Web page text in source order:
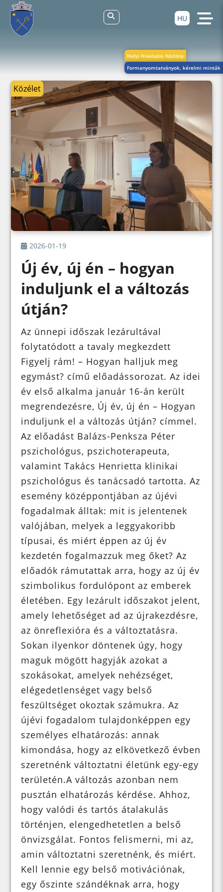
HU
Helyi Hivatalos Közlöny
Formanyomtatványok, kérelmi minták
Közélet
2026-01-19
Új év, új én – hogyan
induljunk el a változás
útján?
Az ünnepi időszak lezárultával
folytatódott a tavaly megkezdett
Figyelj rám! – Hogyan halljuk meg
egymást? című előadássorozat. Az idei
év első alkalma január 16-án került
megrendezésre, Új év, új én – Hogyan
induljunk el a változás útján? címmel.
Az előadást Balázs-Penksza Péter
pszichológus, pszichoterapeuta,
valamint Takács Henrietta klinikai
pszichológus és tanácsadó tartotta. Az
esemény középpontjában az újévi
fogadalmak álltak: mit is jelentenek
valójában, melyek a leggyakoribb
típusai, és miért éppen az új év
kezdetén fogalmazzuk meg őket? Az
előadók rámutattak arra, hogy az új év
szimbolikus fordulópont az emberek
életében. Egy lezárult időszakot jelent,
amely lehetőséget ad az újrakezdésre,
az önreflexióra és a változtatásra.
Sokan ilyenkor döntenek úgy, hogy
maguk mögött hagyják azokat a
szokásokat, amelyek nehézséget,
elégedetlenséget vagy belső
feszültséget okoztak számukra. Az
újévi fogadalom tulajdonképpen egy
személyes elhatározás: annak
kimondása, hogy az elkövetkező évben
szeretnénk változtatni életünk egy-egy
területén.A változás azonban nem
pusztán elhatározás kérdése. Ahhoz,
hogy valódi és tartós átalakulás
történjen, elengedhetetlen a belső
önvizsgálat. Fontos felismerni, mi az,
amin változtatni szeretnénk, és miért.
Kell lennie egy belső motivációnak,
egy őszinte szándéknak arra, hogy